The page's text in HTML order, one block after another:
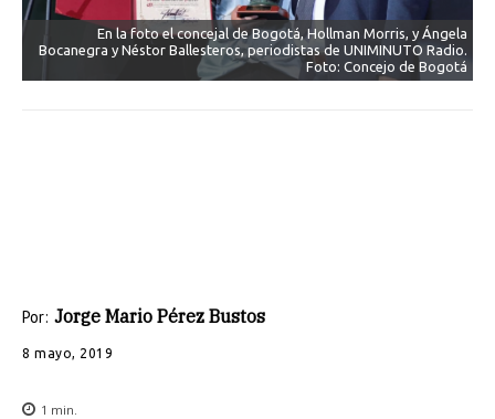
En la foto el concejal de Bogotá, Hollman Morris, y Ángela
Bocanegra y Néstor Ballesteros, periodistas de UNIMINUTO Radio.
Foto: Concejo de Bogotá
Por: Jorge Mario Pérez Bustos
8 mayo, 2019
1 min.